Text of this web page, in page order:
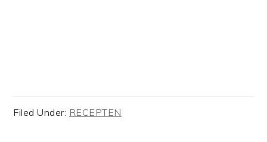
Filed Under: RECEPTEN